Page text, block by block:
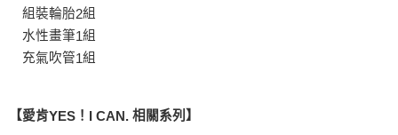
組裝輪胎2組
水性畫筆1組
充氣吹管1組
【愛肯YES ！ I CAN. 相關系列】